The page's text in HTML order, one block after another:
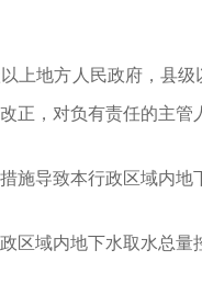
上地方人民政府，县级
正，对负有责任的主
措施导致本行政区域内
政区域内地下水取水总